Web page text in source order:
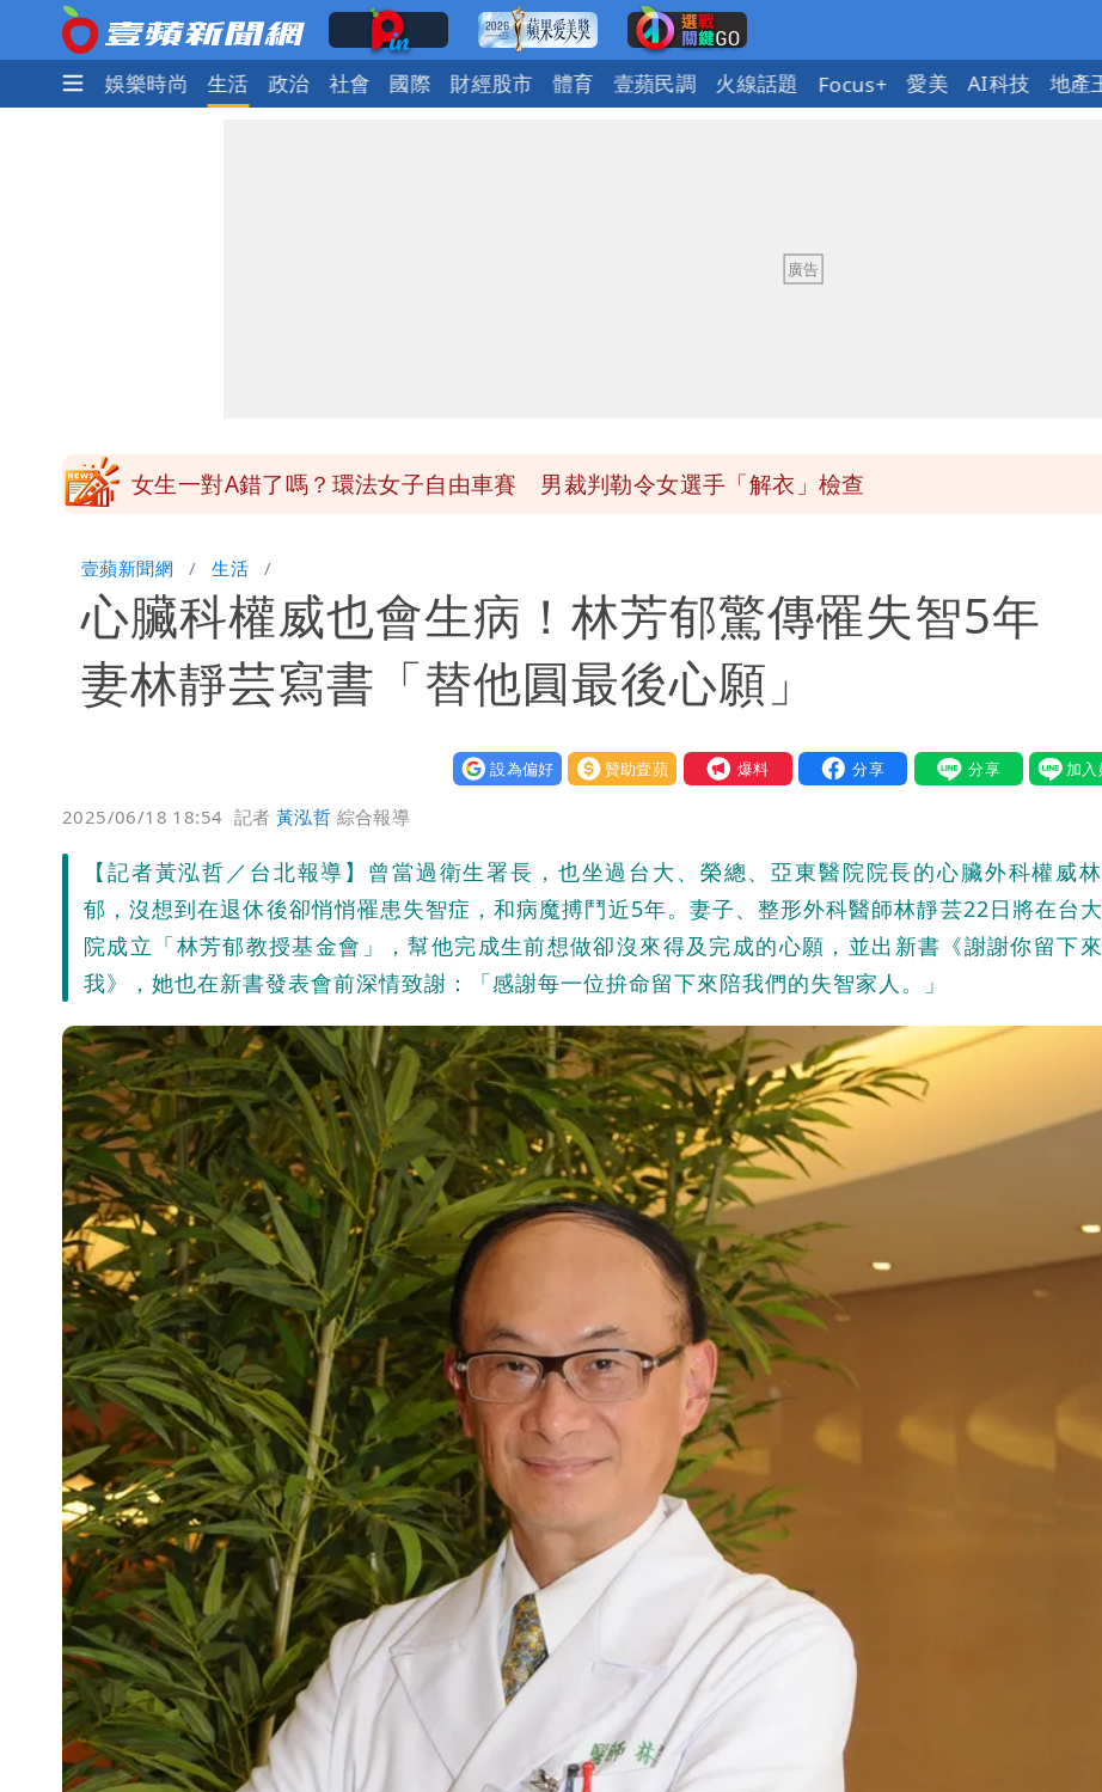
熱門 娛樂時尚 生活 政治 社會 國際 財經股市 體育 壹蘋民調 火線話題 Focus+ 愛美 AI科技 地產
女生一對A錯了嗎？環法女子自由車賽 男裁判勒令女選手「解衣」檢查
台北今天竟沒颱風假 沈伯洋競選總幹事痛罵「蔣萬安無能無恥」
白海豚發威！內褲掛陽台被吹走 議員神回1句笑翻10萬人
壹蘋新聞網 生活
心臟科權威也會生病！林芳郁驚傳罹失智5年
妻林靜芸寫書「替他圓最後心願」
設為偏好 贊助壹蘋 我要爆料
2025/06/18 18:54 記者黃泓哲 綜合報導
【記者黃泓哲／台北報導】曾當過衛生署長，也坐過台大、榮總、亞東醫院院長的心臟外科權威
郁，沒想到在退休後卻悄悄罹患失智症，和病魔搏鬥近5年。妻子、整形外科醫師林靜芸22日將在台
院成立「林芳郁教授基金會」，幫他完成生前想做卻沒來得及完成的心願，並出新書《謝謝你留下
我》，她也在新書發表會前深情致謝：「感謝每一位拚命留下來陪我們的失智家人。」